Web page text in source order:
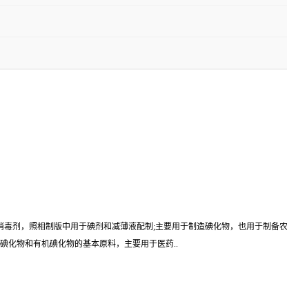
剂，照相制版中用于碘剂和减薄液配制;主要用于制造碘化物，也用于制备
化物和有机碘化物的基本原料，主要用于医药..